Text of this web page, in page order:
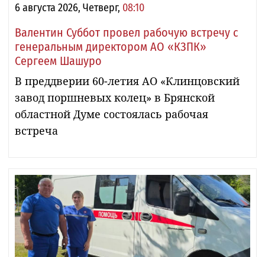
6 августа 2026, Четверг, 08:10
Валентин Суббот провел рабочую встречу с
генеральным директором АО «КЗПК»
Сергеем Шашуро
В преддверии 60-летия АО «Клинцовский
завод поршневых колец» в Брянской
областной Думе состоялась рабочая
встреча